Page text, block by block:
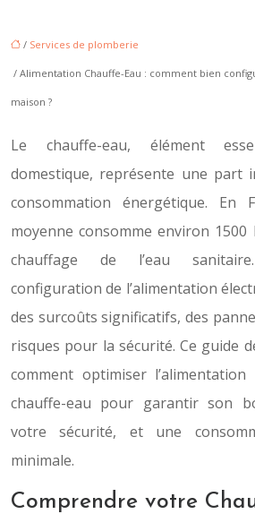
/ Services de plomberie
/ Alimentation Chauffe-Eau : comment bien
maison ?
Le chauffe-eau, élément
domestique, représente une part
consommation énergétique. En
moyenne consomme environ
chauffage de l’eau
configuration de l’alimentation
des surcoûts significatifs, des
risques pour la sécurité. Ce guide
comment optimiser
chauffe-eau pour garantir son
votre sécurité, et une
minimale.
Comprendre votre